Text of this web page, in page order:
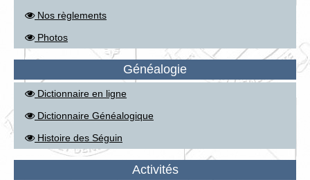
Nos règlements
Photos
Généalogie
Dictionnaire en ligne
Dictionnaire Généalogique
Histoire des Séguin
Activités